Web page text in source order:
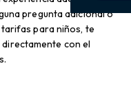
pregunta adicional o
para niños, te
con el